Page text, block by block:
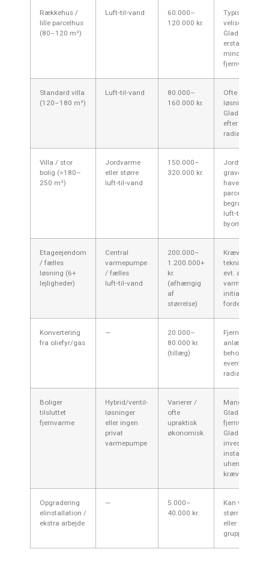
Rækkehus /
lille parcelhus
(80–120 m²)
Luft‑til‑vand
60.000–
120.000 kr.
Typisk god
velisolerede
Gladsaxe;
erstatte
mindske
Standard villa
(120–180 m²)
Luft‑til‑vand
80.000–
160.000 kr.
Ofte den
løsning for
Gladsaxe —
efter husets
Villa / stor
bolig (>180–
250 m²)
Jordvarme
eller større
luft‑til‑vand
150.000–
320.000 kr.
Jordvarme
gravearbejde
haven —
parcelhaver
begrænsende;
luft‑til‑vand
byområder.
Etageejendom
/ fælles
løsning (6+
lejligheder)
Central
varmepumpe
/ fælles
luft‑til‑vand
200.000–
1.200.000+
kr.
(afhængig
af
størrelse)
Kræver
teknisk
evt. ændring
initial
fordelagtigt i
Konvertering
fra oliefyr/gas
—
20.000–
80.000 kr.
(tillæg)
Fjernelse af
anlæg,
beholdere/
eventuel
Boliger
tilsluttet
fjernvarme
Hybrid/ventil-
løsninger
eller ingen
privat
varmepumpe
Varierer /
ofte
upraktisk
økonomisk
Mange
Gladsaxe er
fjernvarme —
Gladsaxe
investering;
installation
kræve
Opgradering
elinstallation /
ekstra arbejde
—
5.000–
40.000 kr.
Kan være
større anlæg,
eller ved krav
gruppetavle.